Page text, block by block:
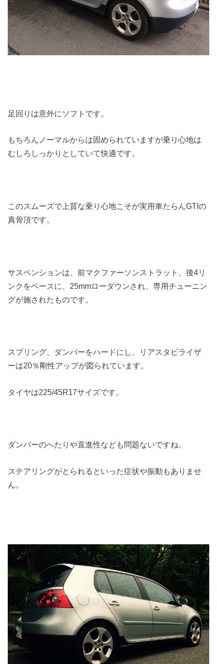
足回りは意外にソフトです。
もちろんノーマルからは固められていますが乗り心地は
むしろしっかりとしていて快適です。
このスムーズで上質な乗り心地こそが実用車たらんGTIの
真骨頂です。
サスペンションは、前マクファーソンストラット、後4リ
ンクをベースに、25mmローダウンされ、専用チューニン
グが施されたものです。
スプリング、ダンパーをハードにし、リアスタビライザ
ーは20％剛性アップが図られています。
タイヤは225/45R17サイズです。
ダンパーのへたりや直進性なども問題ないですね。
ステアリングがとられるといった症状や振動もありませ
ん。